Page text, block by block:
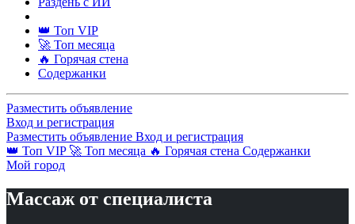
👑 Топ VIP
🚀 Топ месяца
🔥 Горячая стена
Содержанки
Разместить объявление
Вход и регистрация
Разместить объявление Вход и регистрация
👑 Топ VIP 🚀 Топ месяца 🔥 Горячая стена Содержанки
Мой город
Массаж от специалиста